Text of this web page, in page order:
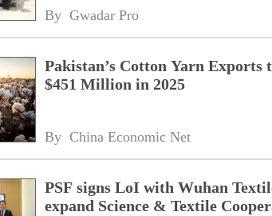
By Gwadar Pro
Pakistan’s Cotton Yarn Exports
$451 Million in 2025
By China Economic Net
PSF signs LoI with Wuhan
expand Science & Textile